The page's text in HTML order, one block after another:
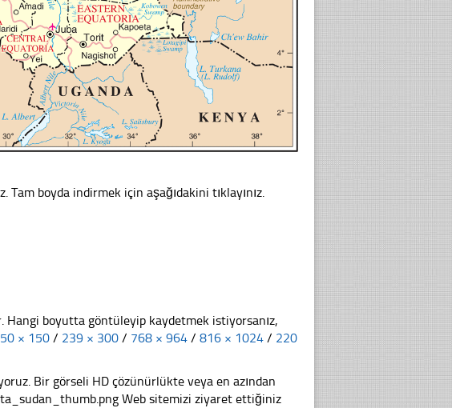
boyda indirmek için aşağıdakini tıklayınız.
boyutta göntüleyip kaydetmek istiyorsanız,
× 150 / 239 × 300 / 768 × 964 / 816 × 1024 / 220
Bir görseli HD çözünürlükte veya en azından
Web sitemizi ziyaret ettiğiniz